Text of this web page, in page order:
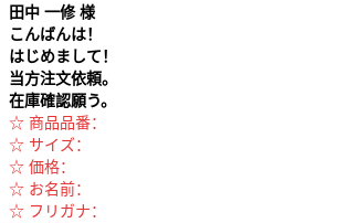
田中 一修 様
こんばんは！
はじめまして！
当方注文依頼。
在庫確認願う。
☆ 商品品番：
☆ サイズ：
☆ 価格：
☆ お名前：
☆ フリガナ：